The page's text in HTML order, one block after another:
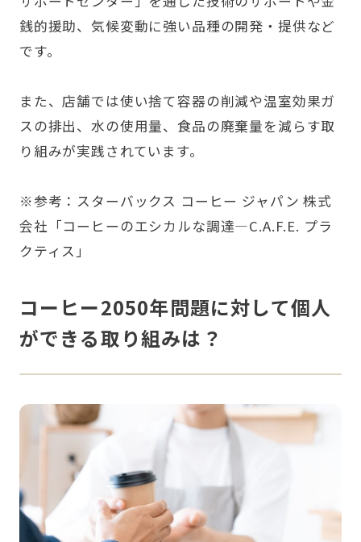
銭的援助、気候変動に強い品種の開発・提供など
です。
また、店舗では使い捨て容器の削減や温室効果ガ
スの排出、水の使用量、食品の廃棄量を減らす取
り組みが実践されています。
※参考：スターバックス コーヒー ジャパン 株式
会社 「コーヒーのエシカルな調達―C.A.F.E. プラ
クティス」
コーヒー2050年問題に対して個人
ができる取り組みは？